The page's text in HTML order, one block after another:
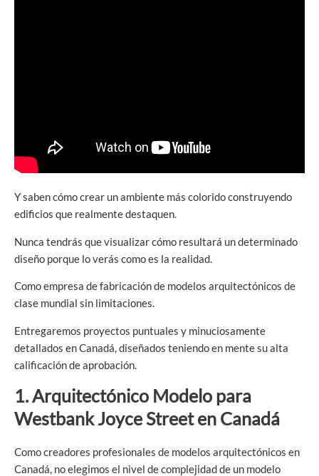
Y saben cómo crear un ambiente más colorido construyendo
edificios que realmente destaquen.
Nunca tendrás que visualizar cómo resultará un determinado
diseño porque lo verás como es la realidad.
Como empresa de fabricación de modelos arquitectónicos de
clase mundial sin limitaciones.
Entregaremos proyectos puntuales y minuciosamente
detallados en Canadá, diseñados teniendo en mente su alta
calificación de aprobación.
1. Arquitectónico Modelo para
Westbank Joyce Street en Canadá
Como creadores profesionales de modelos arquitectónicos en
Canadá, no elegimos el nivel de complejidad de un modelo